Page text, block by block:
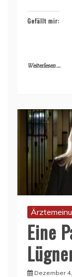
Gefällt mir:
Weiterlesen ...
Eine
Dezember 4,